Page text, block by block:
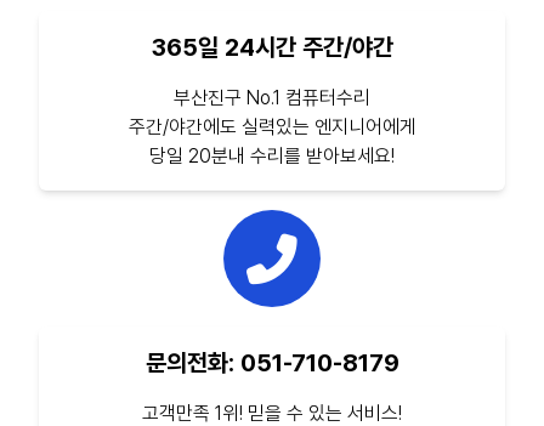
365일 24시간 주간/야간
부산진구 No.1 컴퓨터수리
주간/야간에도 실력있는 엔지니어에게
당일 20분내 수리를 받아보세요!
문의전화: 051-710-8179
고객만족 1위! 믿을 수 있는 서비스!